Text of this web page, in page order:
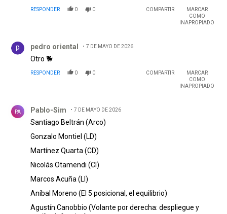
RESPONDER 0 0 COMPARTIR
MARCAR
COMO
INAPROPIADO
pedro oriental 7 DE MAYO DE 2026
Otro 🐕
RESPONDER 0 0 COMPARTIR
MARCAR
COMO
INAPROPIADO
PA Pablo-Sim 7 DE MAYO DE 2026
Santiago Beltrán (Arco)
Gonzalo Montiel (LD)
Martínez Quarta (CD)
Nicolás Otamendi (CI)
Marcos Acuña (LI)
Aníbal Moreno (El 5 posicional, el equilibrio)
Agustín Canobbio (Volante por derecha: despliegue y